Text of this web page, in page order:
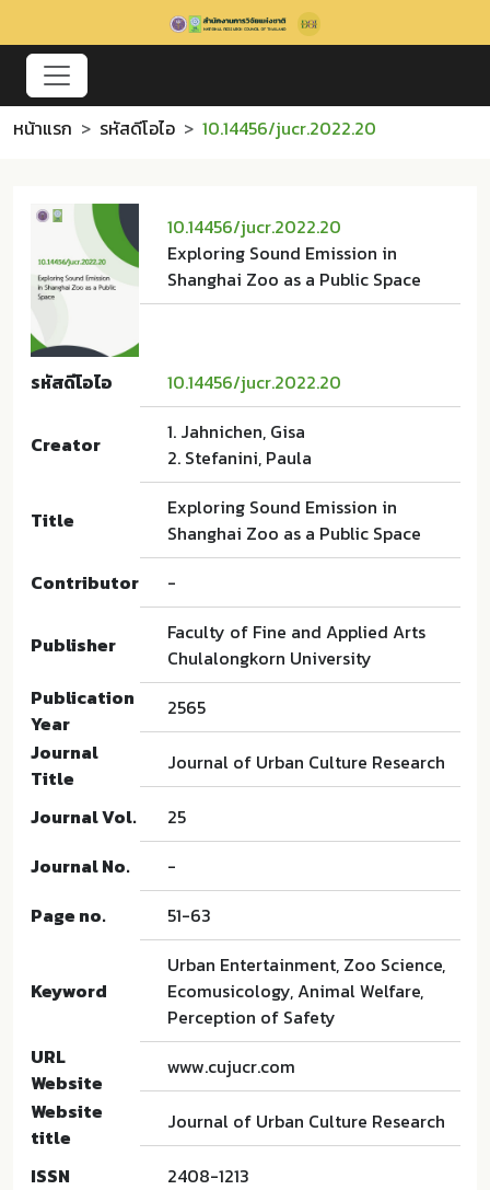
หน้าแรก รหัสดีโอไอ 10.14456/jucr.2022.20
10.14456/jucr.2022.20
Exploring Sound Emission in
Shanghai Zoo as a Public Space
รหัสดีโอไอ 10.14456/jucr.2022.20
Creator
1. Jahnichen, Gisa
2. Stefanini, Paula
Title
Exploring Sound Emission in
Shanghai Zoo as a Public Space
Contributor
-
Publisher
Faculty of Fine and Applied Arts
Chulalongkorn University
Publication
Year
2565
Journal
Title
Journal of Urban Culture Research
Journal Vol.
25
Journal No.
-
Page no.
51-63
Keyword
Urban Entertainment, Zoo Science,
Ecomusicology, Animal Welfare,
Perception of Safety
URL
Website
www.cujucr.com
Website
title
Journal of Urban Culture Research
ISSN 2408-1213